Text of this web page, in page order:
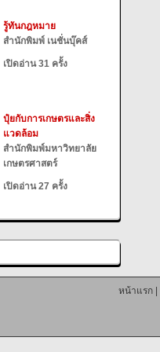
รู้ทันกฎหมาย
สำนักพิมพ์ เนชั่นบุ๊คส์
เปิดอ่าน 31 ครั้ง
ปุ๋ยกับการเกษตรและสิ่ง
แวดล้อม
สำนักพิมพ์มหาวิทยาลัย
เกษตรศาสตร์
เปิดอ่าน 27 ครั้ง
หน้าแรก|